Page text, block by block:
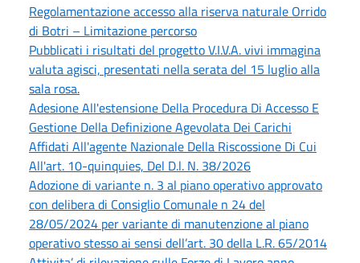
Regolamentazione accesso alla riserva naturale Orrido
di Botri – Limitazione percorso
Pubblicati i risultati del progetto V.I.V.A. vivi immagina
valuta agisci, presentati nella serata del 15 luglio alla
sala rosa.
Adesione All'estensione Della Procedura Di Accesso E
Gestione Della Definizione Agevolata Dei Carichi
Affidati All'agente Nazionale Della Riscossione Di Cui
All'art. 10-quinquies, Del D.l. N. 38/2026
Adozione di variante n. 3 al piano operativo approvato
con delibera di Consiglio Comunale n 24 del
28/05/2024 per variante di manutenzione al piano
operativo stesso ai sensi dell’art. 30 della L.R. 65/2014